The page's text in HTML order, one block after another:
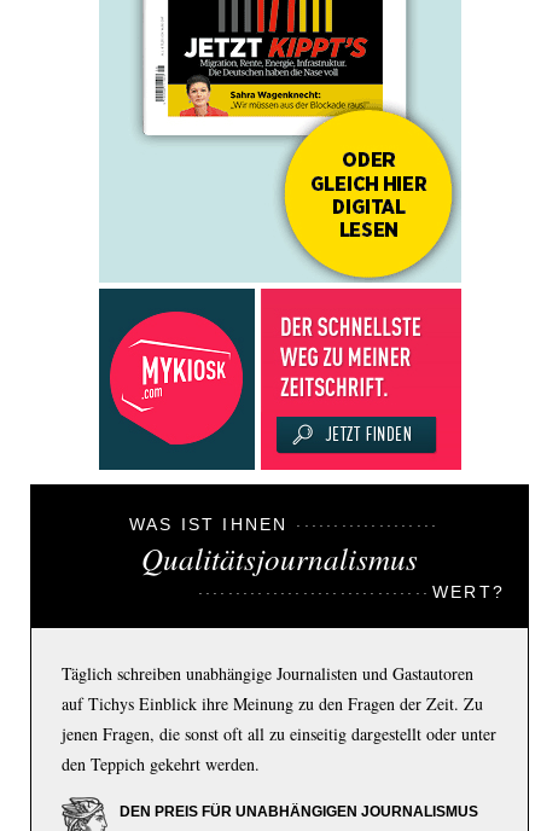
WAS IST IHNEN
Qualitätsjournalismus
WERT?
Täglich schreiben unabhängige Journalisten und Gastautoren
auf Tichys Einblick ihre Meinung zu den Fragen der Zeit. Zu
jenen Fragen, die sonst oft all zu einseitig dargestellt oder unter
den Teppich gekehrt werden.
DEN PREIS FÜR UNABHÄNGIGEN JOURNALISMUS